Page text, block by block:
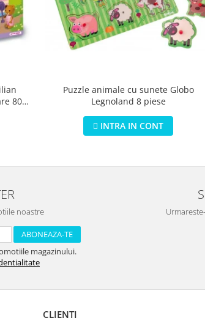
80
Puzzle animale cu sunete Globo
Legnoland 8 piese
INTRA IN CONT
noastre
magazinului.
CLIENTI